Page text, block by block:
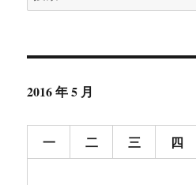
索：
2016 年 5 月
一 二 三 四